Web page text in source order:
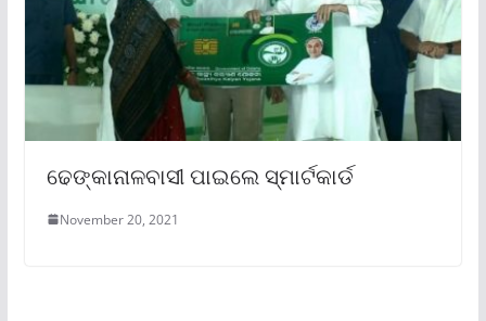
ଢେଙ୍କାନାଳବାସୀ ପାଇଲେ ସ୍ମାର୍ଟକାର୍ଡ
November 20, 2021